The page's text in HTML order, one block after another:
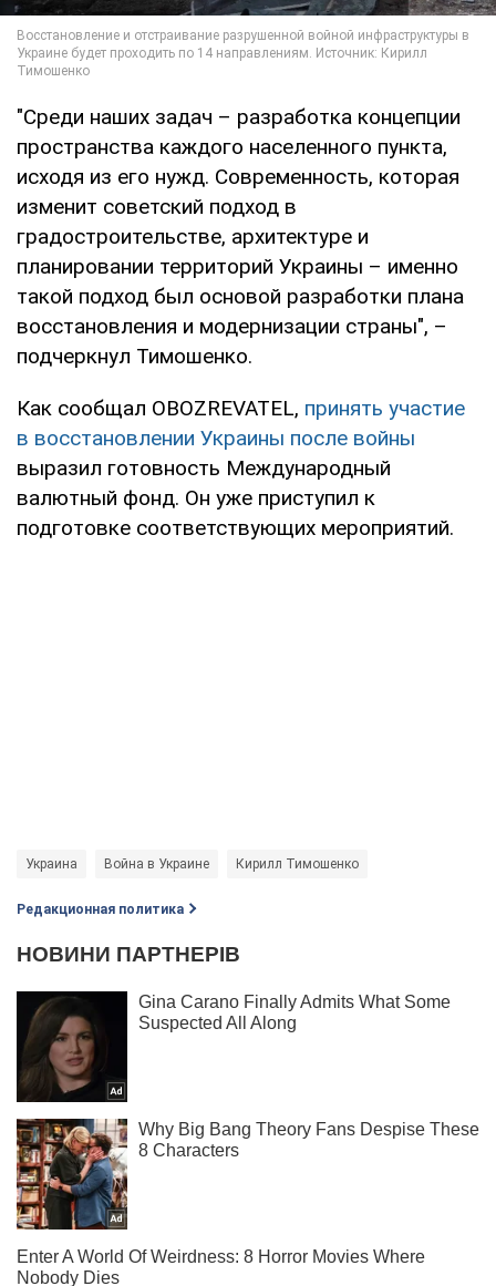
"Среди наших задач – разработка концепции
пространства каждого населенного пункта,
исходя из его нужд. Современность, которая
изменит советский подход в
градостроительстве, архитектуре и
планировании территорий Украины – именно
такой подход был основой разработки плана
восстановления и модернизации страны", –
подчеркнул Тимошенко.
Как сообщал OBOZREVATEL, принять участие
в восстановлении Украины после войны
выразил готовность Международный
валютный фонд. Он уже приступил к
подготовке соответствующих мероприятий.
Украина Война в Украине Кирилл Тимошенко
Редакционная политика